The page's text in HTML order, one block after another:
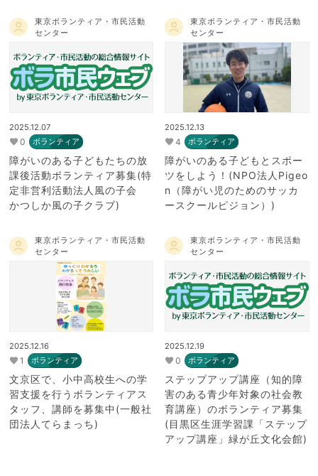
東京ボランティア・市民活動
センター
2025.12.07
0 ボランティア
障がいのある子どもたちの放
課後活動ボランティア募集(特
定非営利活動法人風の子会
かつしか風の子クラブ)
東京ボランティア・市民活動
センター
2025.12.13
4 ボランティア
障がいのある子どもとスポー
ツをしよう！(NPO法人Pigeo
n（障がい児のためのサッカ
ースクールピジョン）)
東京ボランティア・市民活動
センター
2025.12.16
1 ボランティア
文京区で、小中高校生への学
習支援を行うボランティアス
タッフ、講師を募集中(一般社
団法人てらまっち)
東京ボランティア・市民活動
センター
2025.12.19
0 ボランティア
ステップアップ講座（知的障
害のある青少年対象の社会教
育講座）のボランティア募集
(目黒区生涯学習課「ステップ
アップ講座」緑が丘文化会館)